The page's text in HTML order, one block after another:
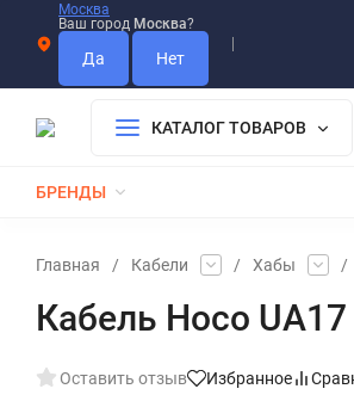
Москва
Ваш город Москва?
КАТАЛОГ ТОВАРОВ
БРЕНДЫ
Главная / Кабели / Хабы /
Кабель Hoco
Оставить отзыв Избранное